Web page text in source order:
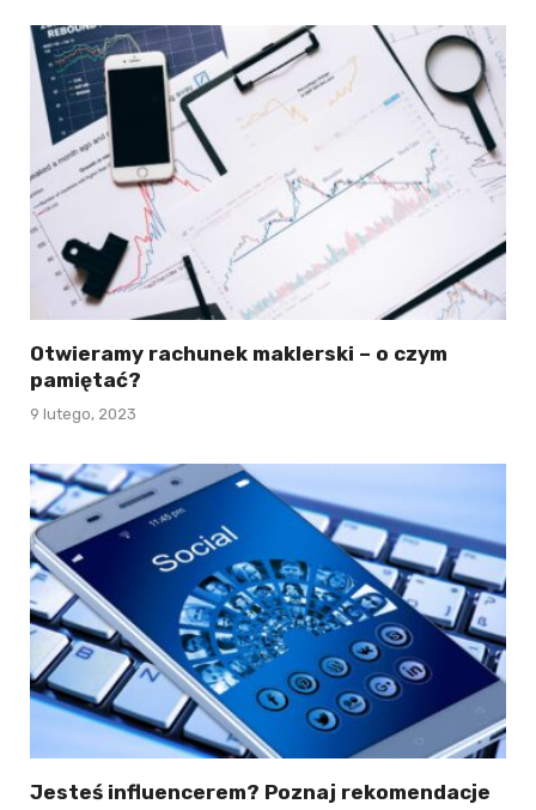
Otwieramy rachunek maklerski – o czym
pamiętać?
9 lutego, 2023
Jesteś influencerem? Poznaj rekomendacje